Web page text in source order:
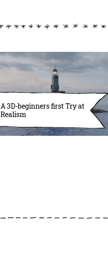
A 3D-beginners first Try at
Realism